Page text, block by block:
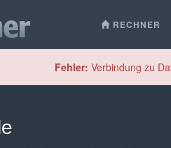
RECHNER
Fehler: Verbindung zu